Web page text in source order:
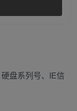
盘系列号、IE信